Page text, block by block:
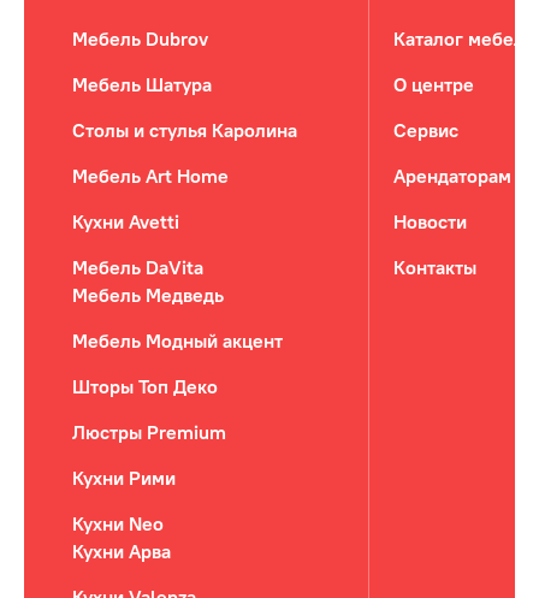
Мебель Dubrov
Мебель Шатура
Столы и стулья Каролина
Мебель Art Home
Кухни Avetti
Мебель DaVita
Мебель Медведь
Мебель Модный акцент
Шторы Топ Деко
Люстры Premium
Кухни Рими
Кухни Neo
Кухни Арва
Каталог мебели
О центре
Сервис
Арендаторам
Новости
Контакты